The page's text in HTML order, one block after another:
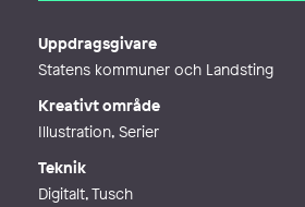
Uppdragsgivare
Statens kommuner och Landsting
Kreativt område
Illustration, Serier
Teknik
Digitalt, Tusch